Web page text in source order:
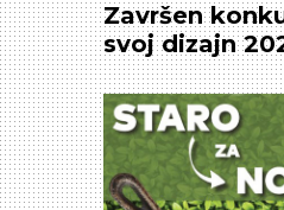
Završеn
svoj dizajn